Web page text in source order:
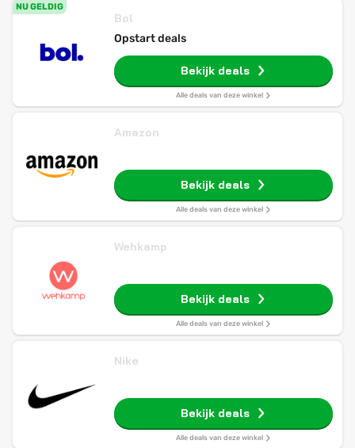
NU GELDIG
Bol
Opstart deals
Bekijk deals
Alle deals van deze winkel
Amazon
Bekijk deals
Alle deals van deze winkel
Wehkamp
Bekijk deals
Alle deals van deze winkel
Nike
Bekijk deals
Alle deals van deze winkel